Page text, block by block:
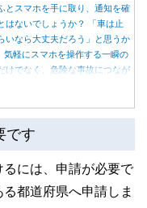
とスマホを手に取り、通知を確
はないでしょうか？ 「車は止
いなら大丈夫だろう」と思うか
軽にスマホを操作する一瞬の
けでなく、危険な事故につなが
です
には、申請が必要で
都道府県へ申請しま